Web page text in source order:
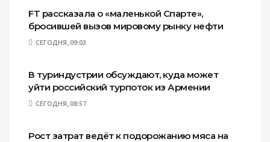
FT рассказала о «маленькой Спарте»,
бросившей вызов мировому рынку нефти
СЕГОДНЯ, 09:03
В туриндустрии обсуждают, куда может
уйти российский турпоток из Армении
СЕГОДНЯ, 08:57
Рост затрат ведёт к подорожанию мяса на